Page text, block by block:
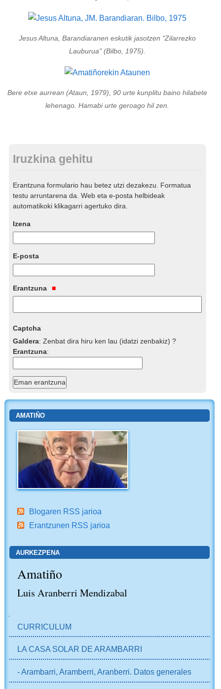
Jesus Altuna, Barandiaranen eskutik jasotzen "Zilarrezko
Lauburua" (Bilbo, 1975).
Bere etxe aurrean (Ataun, 1979), 90 urte kunplitu baino hilabete
lehenago. Hamabi urte geroago hil zen.
Iruzkina gehitu
Erantzuna formulario hau betez utzi dezakezu. Formatua
testu arruntarena da. Web eta e-posta helbideak
automatikoki klikagarri agertuko dira.
Izena
E-posta
Erantzuna
Captcha
Galdera:Zenbat dira hiru ken lau (idatzi zenbakiz) ?
Erantzuna:
AMATIÑO
Blogaren RSS jarioa
Erantzunen RSS jarioa
AURKEZPENA
Amatiño
Luis Aranberri Mendizabal
CURRICULUM
LA CASA SOLAR DE ARAMBARRI
- Arambarri, Aramberri, Aranberri. Datos generales